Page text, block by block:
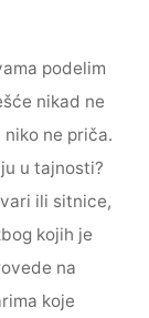
podelim
nikad ne
ne priča.
u tajnosti?
ili sitnice,
kojih je
na
koje